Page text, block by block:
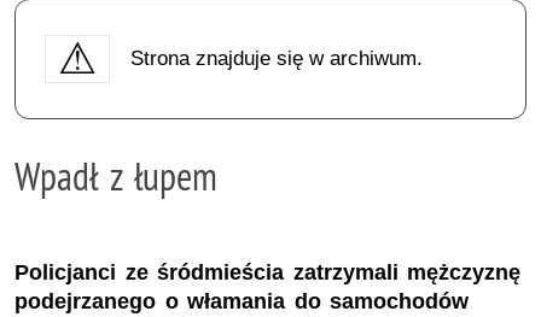
Strona znajduje się w archiwum.
Wpadł z łupem
Policjanci ze śródmieścia zatrzymali mężczyznę
podejrzanego o włamania do samochodów